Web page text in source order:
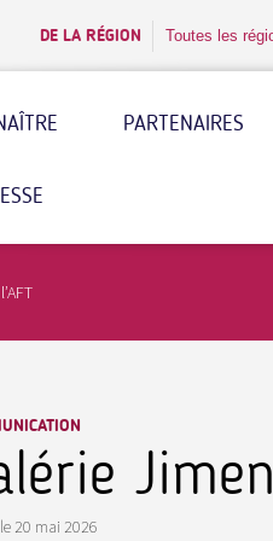
DE LA RÉGION Toutes les
PARTENAIRES
20 mai 2026